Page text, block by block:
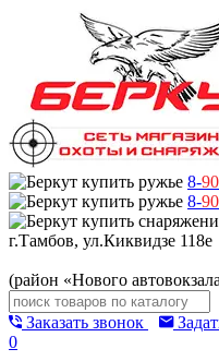
8-
8-
г.Тамбов, ул.Киквидзе 118е
(район «Нового
Заказать звонок
0